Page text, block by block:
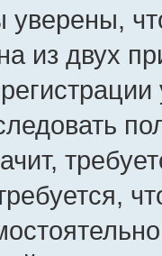
уверены,
из двух